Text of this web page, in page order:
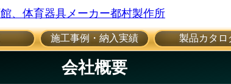
施工事例・納入実績 製品カタロ
会社概要